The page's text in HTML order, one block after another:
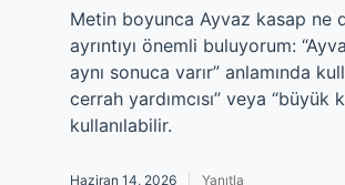
Metin boyunca Ayvaz kasap ne
ayrıntıyı önemli buluyorum:
aynı sonuca varır” anlamında
cerrah yardımcısı” veya
kullanılabilir.
Haziran 14, 2026 Yanıtla